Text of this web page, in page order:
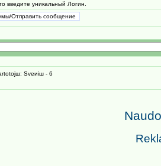
введите уникальный Логин.
Sveиiш - 6